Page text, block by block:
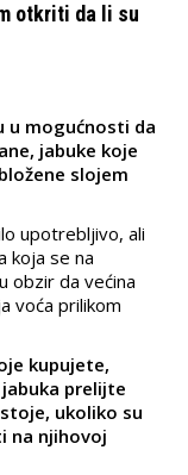
otkriti da li su
u mogućnosti da
jabuke koje
slojem
upotrebljivo, ali
koja se na
obzir da većina
voća prilikom
kupujete,
prelijte
ukoliko su
na njihovoj